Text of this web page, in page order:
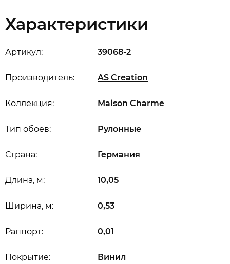
Характеристики
Артикул: 39068-2
Производитель: AS Creation
Коллекция: Maison Charme
Длина, м: 10,05
Ширина, м: 0,53
Раппорт: 0,01
Покрытие: Винил
Страна: Германия
Тип обоев: Рулонные